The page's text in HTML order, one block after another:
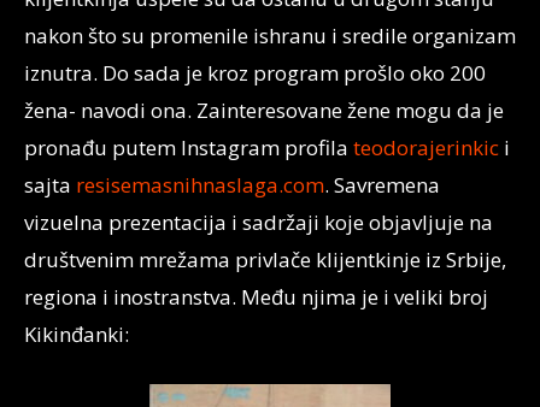
nakon što su promenile ishranu i sredile organizam
iznutra. Do sada je kroz program prošlo oko 200
žena- navodi ona. Zainteresovane žene mogu da je
pronađu putem Instagram profila teodorajerinkic i
sajta resisemasnihnaslaga.com. Savremena
vizuelna prezentacija i sadržaji koje objavljuje na
društvenim mrežama privlače klijentkinje iz Srbije,
regiona i inostranstva. Među njima je i veliki broj
Kikinđanki: